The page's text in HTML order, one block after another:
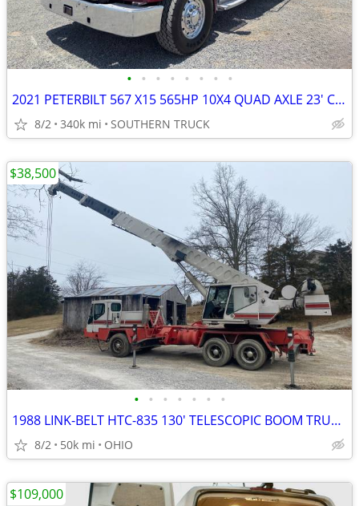
• • • • • • • •
2021 PETERBILT 567 X15 565HP 10X4 QUAD AXLE 23' CUSTOM FAB DUMP TRUCK
8/2 340k mi SOUTHERN TRUCK
• • • • • • •
1988 LINK-BELT HTC-835 130' TELESCOPIC BOOM TRUCK CRANE W/ FLY JIB
8/2 50k mi OHIO
$38,500
$109,000